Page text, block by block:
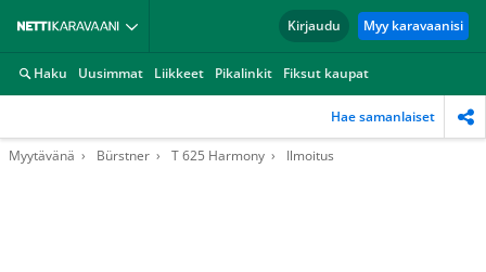
Kirjaudu Myy karavaanisi
Haku Uusimmat Liikkeet Pikalinkit Fiksut kaupat
Hae samanlaiset
Myytävänä Bürstner T 625 Harmony Ilmoitus